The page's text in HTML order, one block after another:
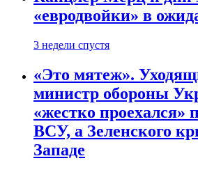
«евродвойки» в
3 недели спустя
«Это мятеж».
министр обороны
«жестко проехался»
ВСУ, а Зеленского
Западе